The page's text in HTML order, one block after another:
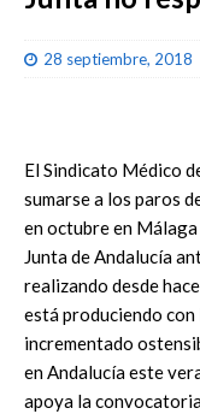
28 septiembre, 2018
El Sindicato Médico
sumarse a los paros
en octubre en
Junta de Andalucía
realizando desde
está produciendo con
incrementado
en Andalucía este
apoya la